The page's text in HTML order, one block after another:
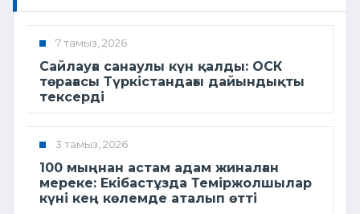
7 тамыз, 2026
Сайлауға санаулы күн қалды: ОСК
төрағасы Түркістандағы дайындықты
тексерді
3 тамыз, 2026
100 мыңнан астам адам жиналған
мереке: Екібастұзда Теміржолшылар
күні кең көлемде аталып өтті